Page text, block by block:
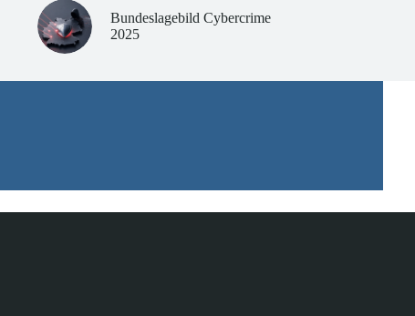
Bundeslagebild Cybercrime
2025